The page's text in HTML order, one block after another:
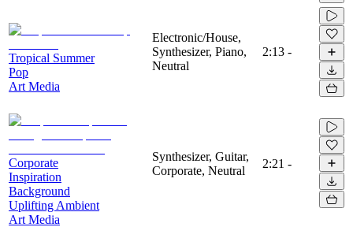
Tropical Summer
Pop
Art Media
Electronic/House,
Synthesizer, Piano,
Neutral
2:13 -
Corporate
Inspiration
Background
Uplifting Ambient
Art Media
Synthesizer, Guitar,
Corporate, Neutral
2:21 -